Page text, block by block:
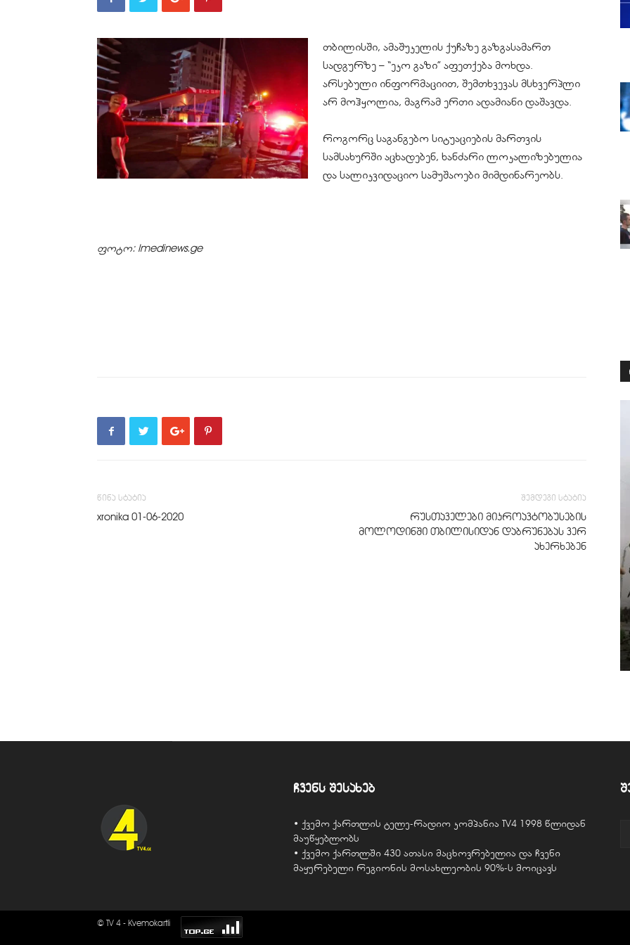
თბილისში, ამაშუკელის ქუჩაზე გაზგასამართ
სადგურზე – “ეკო გაზი” აფეთქება მოხდა.
არსებული ინფორმაციით, შემთხვევას მსხვერპლი
არ მოჰყოლია, მაგრამ ერთი ადამიანი დაშავდა.
როგორც საგანგებო სიტუაციების მართვის
სამსახურში აცხადებენ, ხანძარი ლოკალიზებულია
და სალიკვიდაციო სამუშაოები მიმდინარეობს.
ფოტო: Imedinews.ge
წინა სტატია
xronika 01-06-2020
შემდეგი სტატია
რუსთაველები მიკროავტობუსების
მოლოდინში თბილისიდან დაბრუნებას ვერ
ახერხებენ
ჩვენს შესახებ
• ქვემო ქართლის ტელე-რადიო კომპანია TV4 1998 წლიდან
მაუწყებლობს
• ქვემო ქართლში 430 ათასი მაცხოვრებელია და ჩვენი
მაყურებელი რეგიონის მოსახლეობის 90%-ს მოიცავს
© TV 4 - Kvemokartli